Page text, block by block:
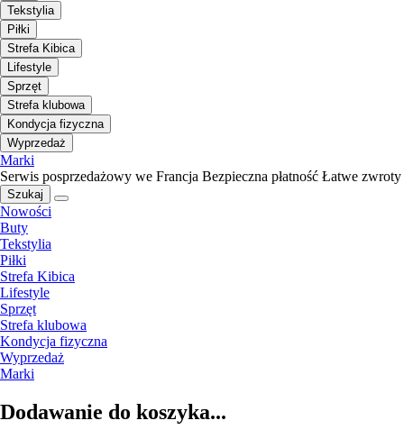
Tekstylia
Piłki
Strefa Kibica
Lifestyle
Sprzęt
Strefa klubowa
Kondycja fizyczna
Wyprzedaż
Marki
Serwis posprzedażowy we Francja Bezpieczna płatność Łatwe zwroty
Szukaj
Nowości
Buty
Tekstylia
Piłki
Strefa Kibica
Lifestyle
Sprzęt
Strefa klubowa
Kondycja fizyczna
Wyprzedaż
Marki
Dodawanie do koszyka...